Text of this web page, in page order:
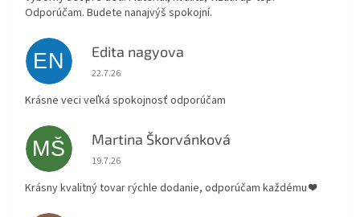
Odporúčam. Budete nanajvýš spokojní.
EN Edita nagyova
Hodnotenie obchodu je 5 z 5 hviezdičiek.
22.7.26
Krásne veci veľká spokojnosť odporúčam
MŠ Martina Škorvánková
Hodnotenie obchodu je 5 z 5 hviezdičiek.
19.7.26
Krásny kvalitný tovar rýchle dodanie, odporúčam každému ❤️